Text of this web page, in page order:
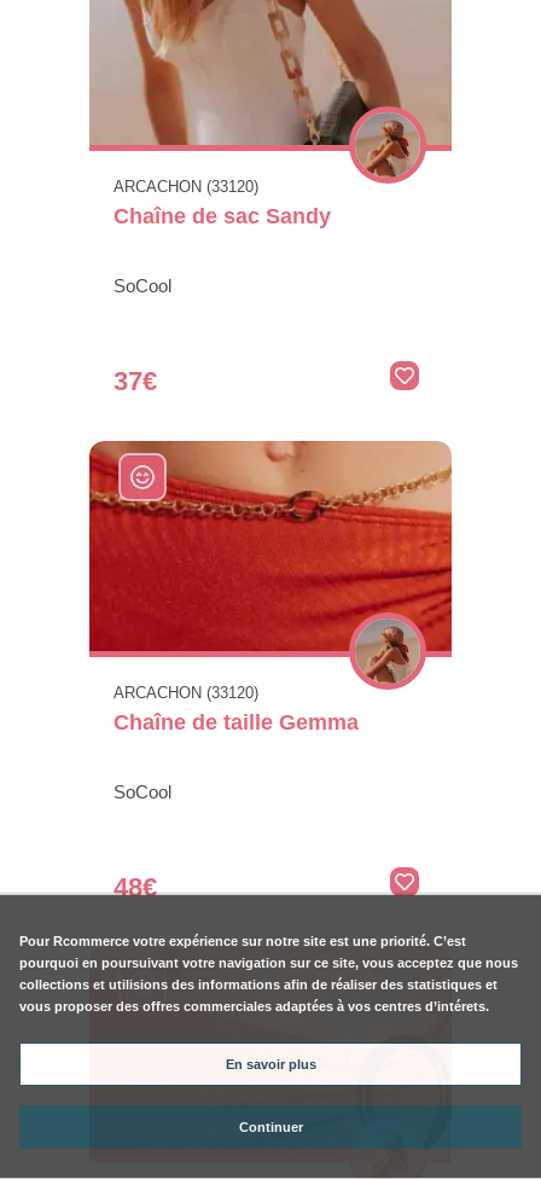
ARCACHON (33120)
Chaîne de sac Sandy
SoCool
37€
ARCACHON (33120)
Chaîne de taille Gemma
SoCool
48€
Pour Rcommerce votre expérience sur notre site est une priorité. C’est
pourquoi en poursuivant votre navigation sur ce site, vous acceptez que nous
collections et utilisions des informations afin de réaliser des statistiques et
vous proposer des offres commerciales adaptées à vos centres d’intérets.
En savoir plus
Continuer